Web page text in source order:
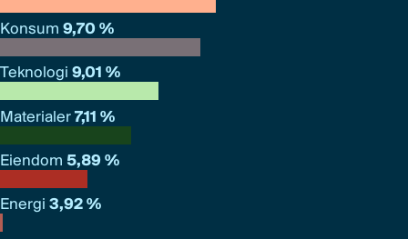
Konsum 9,70 %
Teknologi 9,01 %
Materialer 7,11 %
Eiendom 5,89 %
Energi 3,92 %